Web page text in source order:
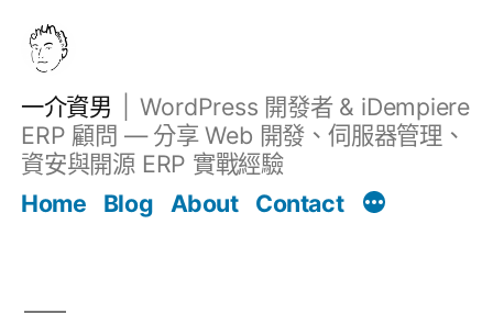
一介資男
WordPress 開發者 & iDempiere
ERP 顧問 — 分享 Web 開發、伺服器管理、
資安與開源 ERP 實戰經驗
Home
Blog About Contact
文章 Filter